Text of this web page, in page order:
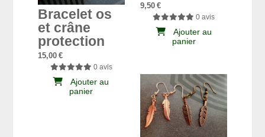
Bracelet os
et crâne
protection
15,00€
0 avis
Ajouter au
panier
9,50 €
0 avis
Ajouter au
panier